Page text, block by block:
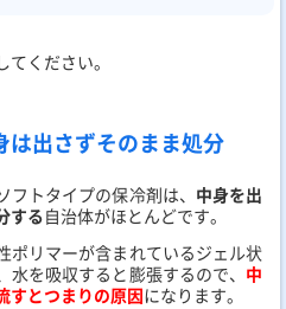
ください。
は出さずそのまま処分
トタイプの保冷剤は、 中身を出
する自治体がほとんどです。
ポリマーが含まれているジェル状
を吸収すると膨張するので、 中
すとつまりの原因になります。